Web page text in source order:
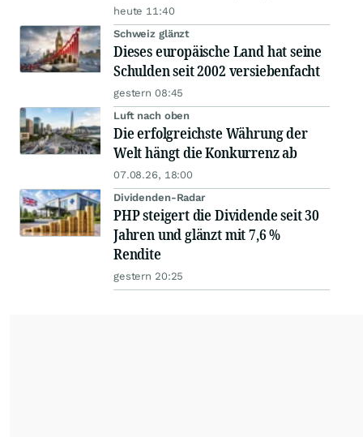
heute 11:40
Schweiz glänzt
Dieses europäische Land hat seine
Schulden seit 2002 versiebenfacht
gestern 08:45
Luft nach oben
Die erfolgreichste Währung der
Welt hängt die Konkurrenz ab
07.08.26, 18:00
Dividenden-Radar
PHP steigert die Dividende seit 30
Jahren und glänzt mit 7,6 %
Rendite
gestern 20:25